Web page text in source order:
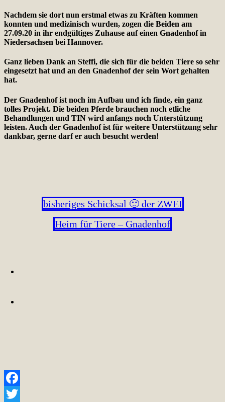
Nachdem sie dort nun erstmal etwas zu Kräften kommen
konnten und medizinisch wurden, zogen die Beiden am
27.09.20 in ihr endgültiges Zuhause auf einen Gnadenhof in
Niedersachsen bei Hannover.
Ganz lieben Dank an Steffi, die sich für die beiden Tiere so sehr
eingesetzt hat und an den Gnadenhof der sein Wort gehalten
hat.
Der Gnadenhof ist noch im Aufbau und ich finde, ein ganz
tolles Projekt. Die beiden Pferde brauchen noch etliche
Behandlungen und TIN wird anfangs noch Unterstützung
leisten. Auch der Gnadenhof ist für weitere Unterstützung sehr
dankbar, gerne darf er auch besucht werden!
bisheriges Schicksal 🙁 der ZWEI
Heim für Tiere – Gnadenhof
Facebook